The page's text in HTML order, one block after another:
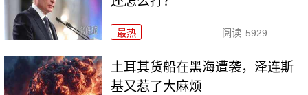
最热 阅读 5929
土耳其货船在黑海遭袭，泽连斯
基又惹了大麻烦